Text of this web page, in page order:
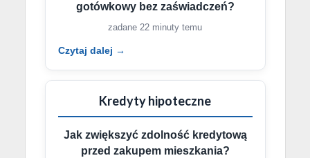
gotówkowy bez zaświadczeń?
zadane 22 minuty temu
Czytaj dalej →
Kredyty hipoteczne
Jak zwiększyć zdolność kredytową
przed zakupem mieszkania?